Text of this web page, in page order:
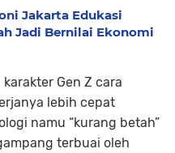
Jakarta Edukasi
Jadi Bernilai Ekonomi
Gen Z cara
lebih cepat
namu “kurang betah”
terbuai oleh